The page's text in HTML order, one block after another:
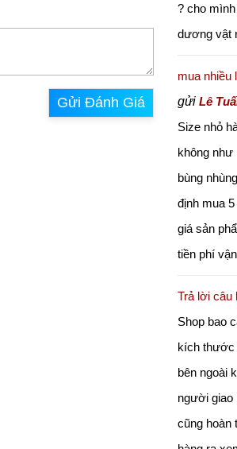
Gửi Đánh Giá
? cho
dương vật
mua nhiều
gửi Lê
Size nhỏ
không như
bùng
định mua
giá sản
tiền phí
Trả lời câu
Shop bao
kích thước
bên ngoài
người giao
cũng hoàn